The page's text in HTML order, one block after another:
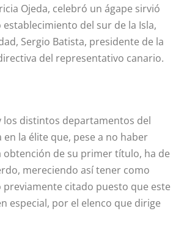
Ojeda, celebró un ágape sirvió
del sur de la Isla,
Sergio Batista, presidente de la
del representativo canario.
distintos departamentos del
la élite que, pese a no haber
obtención de su primer título, ha de
mereciendo así tener como
citado puesto que este
especial, por el elenco que dirige